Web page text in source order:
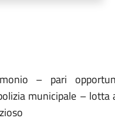
– pari
municipale –